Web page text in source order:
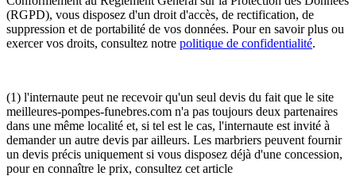
(RGPD), vous disposez d'un droit d'accès, de rectification, de
suppression et de portabilité de vos données. Pour en savoir plus ou
exercer vos droits, consultez notre politique de confidentialité.
(1) l'internaute peut ne recevoir qu'un seul devis du fait que le site
meilleures-pompes-funebres.com n'a pas toujours deux partenaires
dans une même localité et, si tel est le cas, l'internaute est invité à
demander un autre devis par ailleurs. Les marbriers peuvent fournir
un devis précis uniquement si vous disposez déjà d'une concession,
pour en connaître le prix, consultez cet article